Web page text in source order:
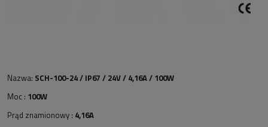
Nazwa: SCH-100-24 / IP67 / 24V / 4,16A / 100W
Moc : 100W
Prąd znamionowy : 4,16A